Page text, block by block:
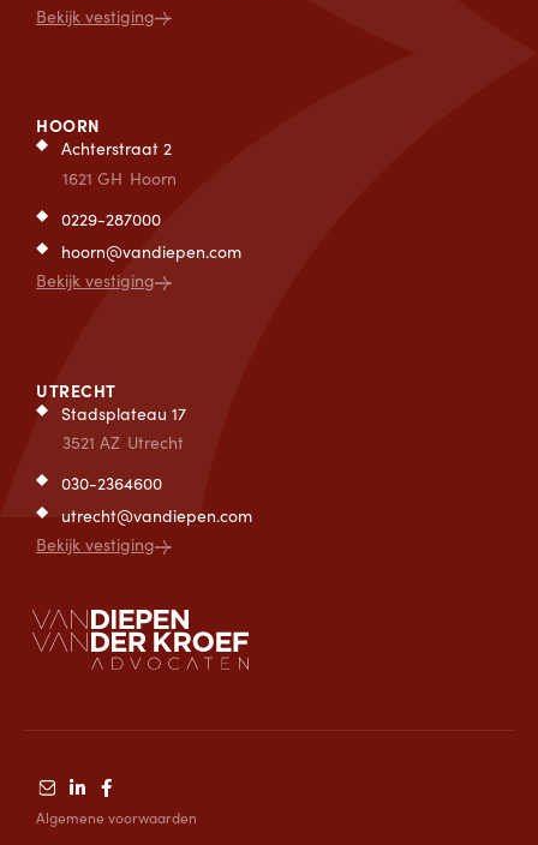
Bekijk vestiging
HOORN
Achterstraat 2
1621 GH Hoorn
0229-287000
hoorn@vandiepen.com
Bekijk vestiging
UTRECHT
Stadsplateau 17
3521 AZ Utrecht
030-2364600
utrecht@vandiepen.com
Bekijk vestiging
Algemene voorwaarden